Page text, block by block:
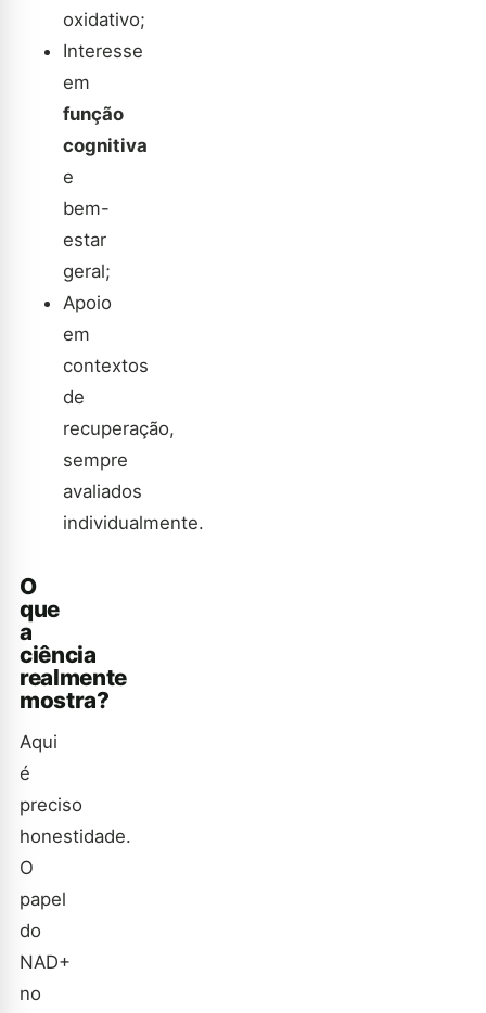
oxidativo;
Interesse
em
função
cognitiva
e
bem-
estar
geral;
Apoio
em
contextos
de
recuperação,
sempre
avaliados
individualmente.
O
que
a
ciência
realmente
mostra?
Aqui
é
preciso
honestidade.
O
papel
do
NAD+
no